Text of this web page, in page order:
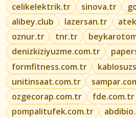
celikelektrik.tr
sinova.tr
alibey.club
lazersan.tr
oznur.tr
tnr.tr
denizkiziyuzme.com.tr
formfitness.com.tr
unitinsaat.com.tr
ozgecorap.com.tr
fde.com.tr
pompalitufek.com.tr